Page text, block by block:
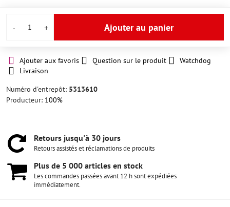
Ajouter au panier
Ajouter aux favoris Question sur le produit
Watchdog
Livraison
Numéro d'entrepôt: 5313610
Producteur: 100%
Retours jusqu'à 30 jours
Retours assistés et réclamations de produits
Plus de 5 000 articles en stock
Les commandes passées avant 12 h sont expédiées
immédiatement.